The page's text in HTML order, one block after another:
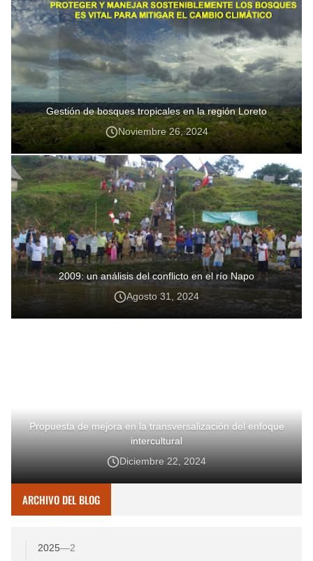
Gestión de bosques tropicales en la región Loreto
Noviembre 26, 2024
2009: un análisis del conflicto en el río Napo
Agosto 31, 2024
Propuesta de mejora en la transversalización del enfoque
intercultural
Diciembre 22, 2024
ARCHIVO DEL BLOG
2025—2